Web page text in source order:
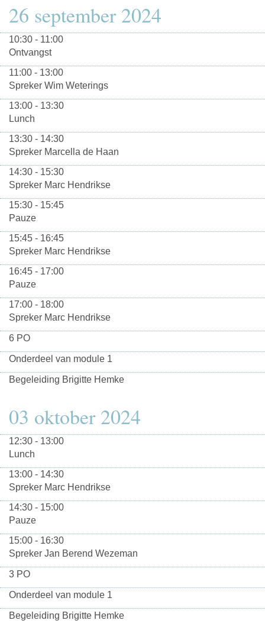
26 september 2024
10:30 - 11:00
Ontvangst
11:00 - 13:00
Spreker Wim Weterings
13:00 - 13:30
Lunch
13:30 - 14:30
Spreker Marcella de Haan
14:30 - 15:30
Spreker Marc Hendrikse
15:30 - 15:45
Pauze
15:45 - 16:45
Spreker Marc Hendrikse
16:45 - 17:00
Pauze
17:00 - 18:00
Spreker Marc Hendrikse
6 PO
Onderdeel van module 1
Begeleiding Brigitte Hemke
03 oktober 2024
12:30 - 13:00
Lunch
13:00 - 14:30
Spreker Marc Hendrikse
14:30 - 15:00
Pauze
15:00 - 16:30
Spreker Jan Berend Wezeman
3 PO
Onderdeel van module 1
Begeleiding Brigitte Hemke